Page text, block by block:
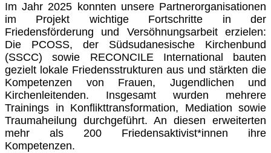
Im Jahr 2025 konnten unsere Partnerorganisationen
im Projekt wichtige Fortschritte in der
Friedensförderung und Versöhnungsarbeit erzielen:
Die PCOSS, der Südsudanesische Kirchenbund
(SSCC) sowie RECONCILE International bauten
gezielt lokale Friedensstrukturen aus und stärkten die
Kompetenzen von Frauen, Jugendlichen und
Kirchenleitenden. Insgesamt wurden mehrere
Trainings in Konflikttransformation, Mediation sowie
Traumaheilung durchgeführt. An diesen erweiterten
mehr als 200 Friedensaktivist*innen ihre
Kompetenzen.